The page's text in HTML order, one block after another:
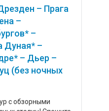
– Прага
–
–
Дуная* –
– Дьер –
(без ночных
с обзорными